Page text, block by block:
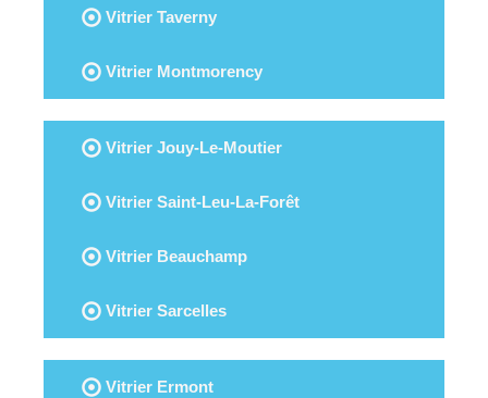
Vitrier Taverny
Vitrier Montmorency
Vitrier Jouy-Le-Moutier
Vitrier Saint-Leu-La-Forêt
Vitrier Beauchamp
Vitrier Sarcelles
Vitrier Ermont